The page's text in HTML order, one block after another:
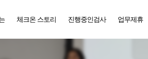
체크온 스토리 진행중인검사 업무제휴